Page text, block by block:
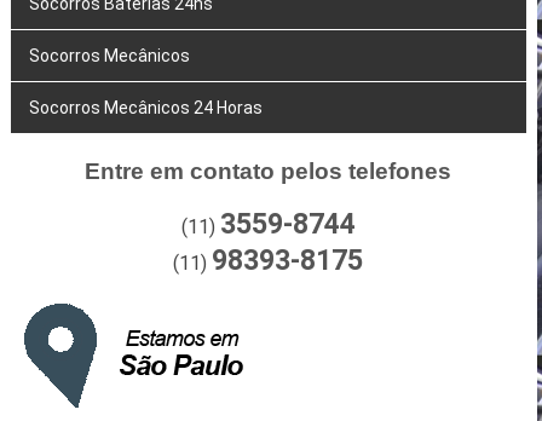
Socorros Mecânicos
Socorros Mecânicos 24 Horas
Entre em contato pelos telefones
(11) 3559-8744
(11) 98393-8175